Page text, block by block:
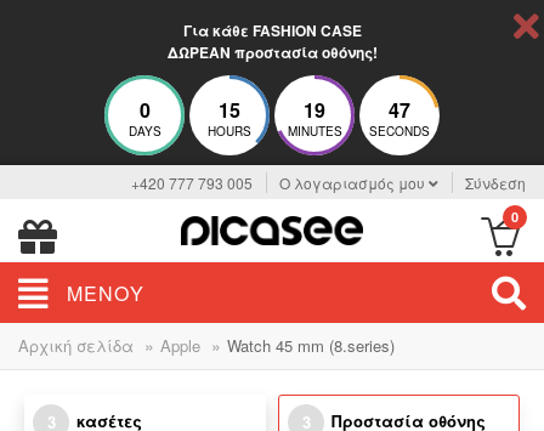
Για κάθε FASHION CASE
ΔΩΡΕΑΝ προστασία οθόνης!
0
DAYS
15
HOURS
19
MINUTES
46
SECONDS
+420 777 793 005 Ο λογαριασμός μου Σύνδεση
0
ΜΕΝΟΎ
Αρχική σελίδα » Apple » Watch 45 mm (8.series)
3 κασέτες 3 Προστασία οθόνης